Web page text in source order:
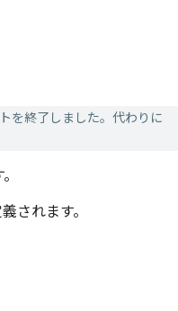
を終了しました。代わりに
されます。